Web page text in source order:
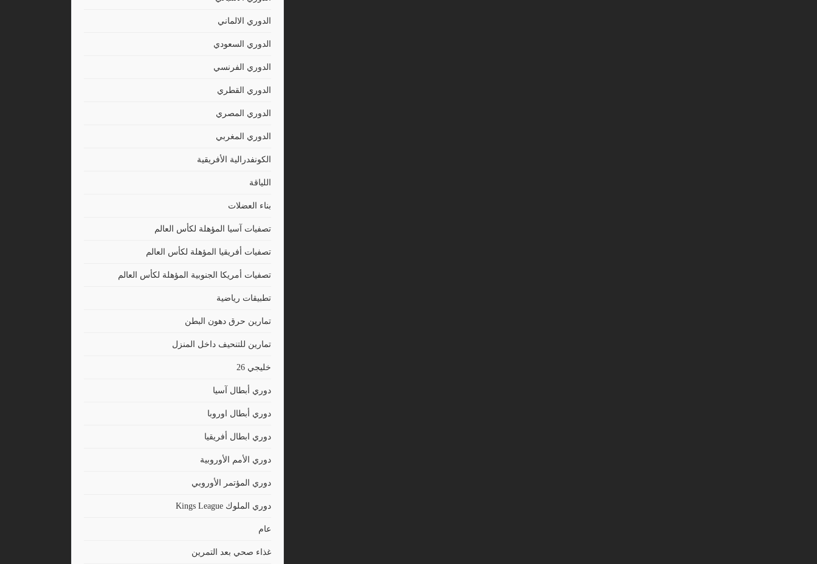
الدوري الالماني
الدوري السعودي
الدوري الفرنسي
الدوري القطري
الدوري المصري
الدوري المغربي
الكونفدرالية الأفريقية
اللياقة
بناء العضلات
تصفيات آسيا المؤهلة لكأس العالم
تصفيات أفريقيا المؤهلة لكأس العالم
تصفيات أمريكا الجنوبية المؤهلة لكأس العالم
تطبيقات رياضية
تمارين حرق دهون البطن
تمارين للتنحيف داخل المنزل
خليجي 26
دوري أبطال آسيا
دوري أبطال اوروبا
دوري ابطال أفريقيا
دوري الأمم الأوروبية
دوري المؤتمر الأوروبي
دوري الملوك Kings League
عام
غذاء صحي بعد التمرين